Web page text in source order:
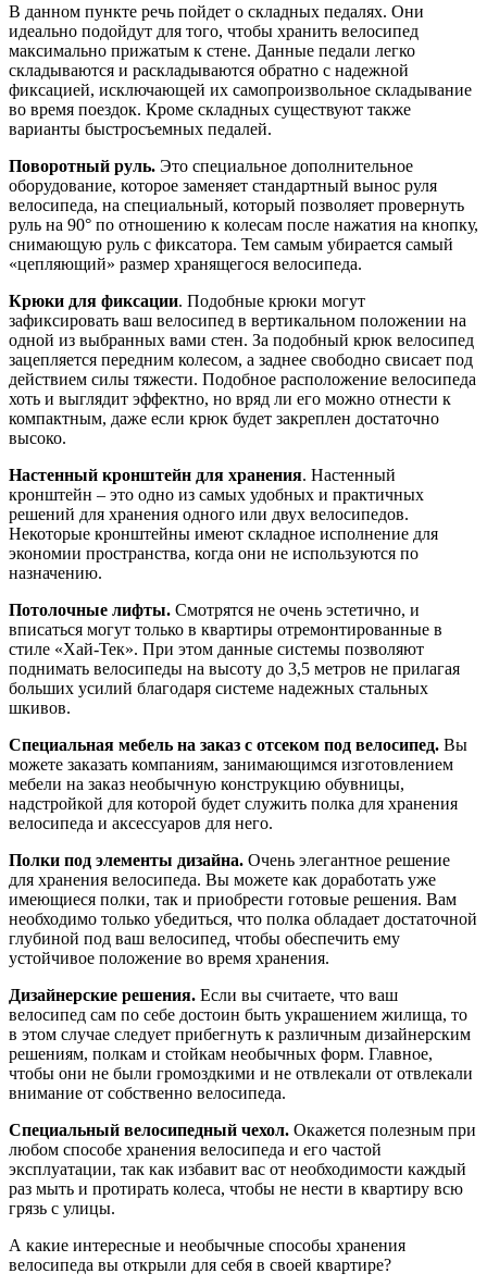
В данном пункте речь пойдет о складных педалях. Они
идеально подойдут для того, чтобы хранить велосипед
максимально прижатым к стене. Данные педали легко
складываются и раскладываются обратно с надежной
фиксацией, исключающей их самопроизвольное складывание
во время поездок. Кроме складных существуют также
варианты быстросъемных педалей.
Поворотный руль. Это специальное дополнительное
оборудование, которое заменяет стандартный вынос руля
велосипеда, на специальный, который позволяет провернуть
руль на 90° по отношению к колесам после нажатия на кнопку,
снимающую руль с фиксатора. Тем самым убирается самый
«цепляющий» размер хранящегося велосипеда.
Крюки для фиксации. Подобные крюки могут
зафиксировать ваш велосипед в вертикальном положении на
одной из выбранных вами стен. За подобный крюк велосипед
зацепляется передним колесом, а заднее свободно свисает под
действием силы тяжести. Подобное расположение велосипеда
хоть и выглядит эффектно, но вряд ли его можно отнести к
компактным, даже если крюк будет закреплен достаточно
высоко.
Настенный кронштейн для хранения. Настенный
кронштейн – это одно из самых удобных и практичных
решений для хранения одного или двух велосипедов.
Некоторые кронштейны имеют складное исполнение для
экономии пространства, когда они не используются по
назначению.
Потолочные лифты. Смотрятся не очень эстетично, и
вписаться могут только в квартиры отремонтированные в
стиле «Хай-Тек». При этом данные системы позволяют
поднимать велосипеды на высоту до 3,5 метров не прилагая
больших усилий благодаря системе надежных стальных
шкивов.
Специальная мебель на заказ с отсеком под велосипед. Вы
можете заказать компаниям, занимающимся изготовлением
мебели на заказ необычную конструкцию обувницы,
надстройкой для которой будет служить полка для хранения
велосипеда и аксессуаров для него.
Полки под элементы дизайна. Очень элегантное решение
для хранения велосипеда. Вы можете как доработать уже
имеющиеся полки, так и приобрести готовые решения. Вам
необходимо только убедиться, что полка обладает достаточной
глубиной под ваш велосипед, чтобы обеспечить ему
устойчивое положение во время хранения.
Дизайнерские решения. Если вы считаете, что ваш
велосипед сам по себе достоин быть украшением жилища, то
в этом случае следует прибегнуть к различным дизайнерским
решениям, полкам и стойкам необычных форм. Главное,
чтобы они не были громоздкими и не отвлекали от отвлекали
внимание от собственно велосипеда.
Специальный велосипедный чехол. Окажется полезным при
любом способе хранения велосипеда и его частой
эксплуатации, так как избавит вас от необходимости каждый
раз мыть и протирать колеса, чтобы не нести в квартиру всю
грязь с улицы.
А какие интересные и необычные способы хранения
велосипеда вы открыли для себя в своей квартире?